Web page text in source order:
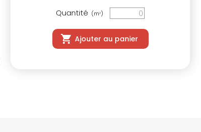
Quantité (m2)
Ajouter au panier